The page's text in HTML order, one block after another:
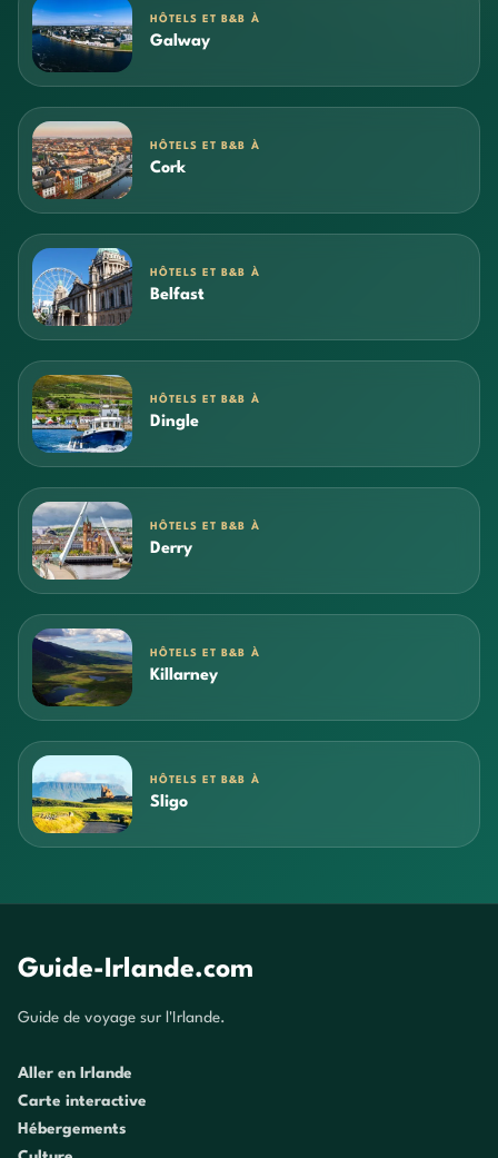
HÔTELS ET B&B À
Galway
HÔTELS ET B&B À
Cork
HÔTELS ET B&B À
Belfast
HÔTELS ET B&B À
Dingle
HÔTELS ET B&B À
Derry
HÔTELS ET B&B À
Killarney
HÔTELS ET B&B À
Sligo
Guide-Irlande.com
Guide de voyage sur l'Irlande.
Aller en Irlande
Carte interactive
Hébergements